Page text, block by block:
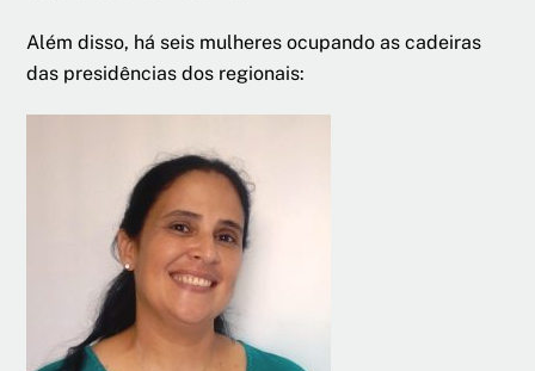
Além disso, há seis mulheres ocupando as cadeiras
das presidências dos regionais: